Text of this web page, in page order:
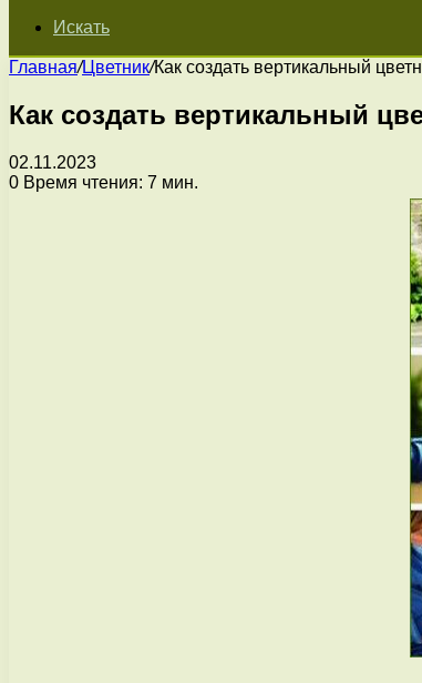
Искать
Главная/Цветник/Как создать вертикальный
Как создать вертикальный
02.11.2023
0 Время чтения: 7 мин.